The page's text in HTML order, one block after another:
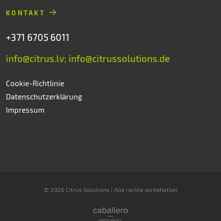
KONTAKT
+371 6705 6011
info@citrus.lv; info@citrussolutions.de
Cookie-Richtlinie
Datenschutzerklärung
Impressum
© 2026 Citrus Solutions | Alle rechte vorbehalten